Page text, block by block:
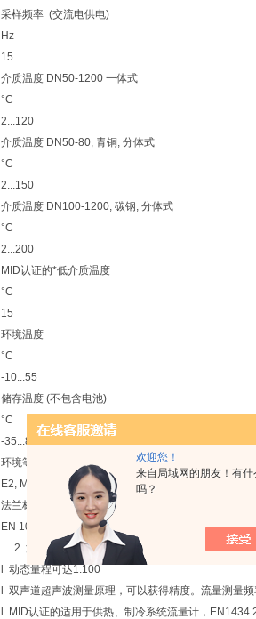
欢迎您！
来自局域网的朋友！有
吗？
采样频率 (交流电供电)
Hz
15
介质温度 DN50-1200 一体式
°C
2...120
介质温度 DN50-80, 青铜, 分体式
°C
2...150
介质温度 DN100-1200, 碳钢, 分体式
°C
2...200
MID认证的*低介质温度
°C
15
环境温度
°C
-10...55
储存温度 (不包含电池)
°C
-35...85
环境等级
E2, M1
法兰标准
EN 1092-1
2. 流量计特点：
l 动态量程可达1:100
l 双声道超声波测量原理，可以获得精度。流量测量
l MID认证的适用于供热、制冷系统流量计，